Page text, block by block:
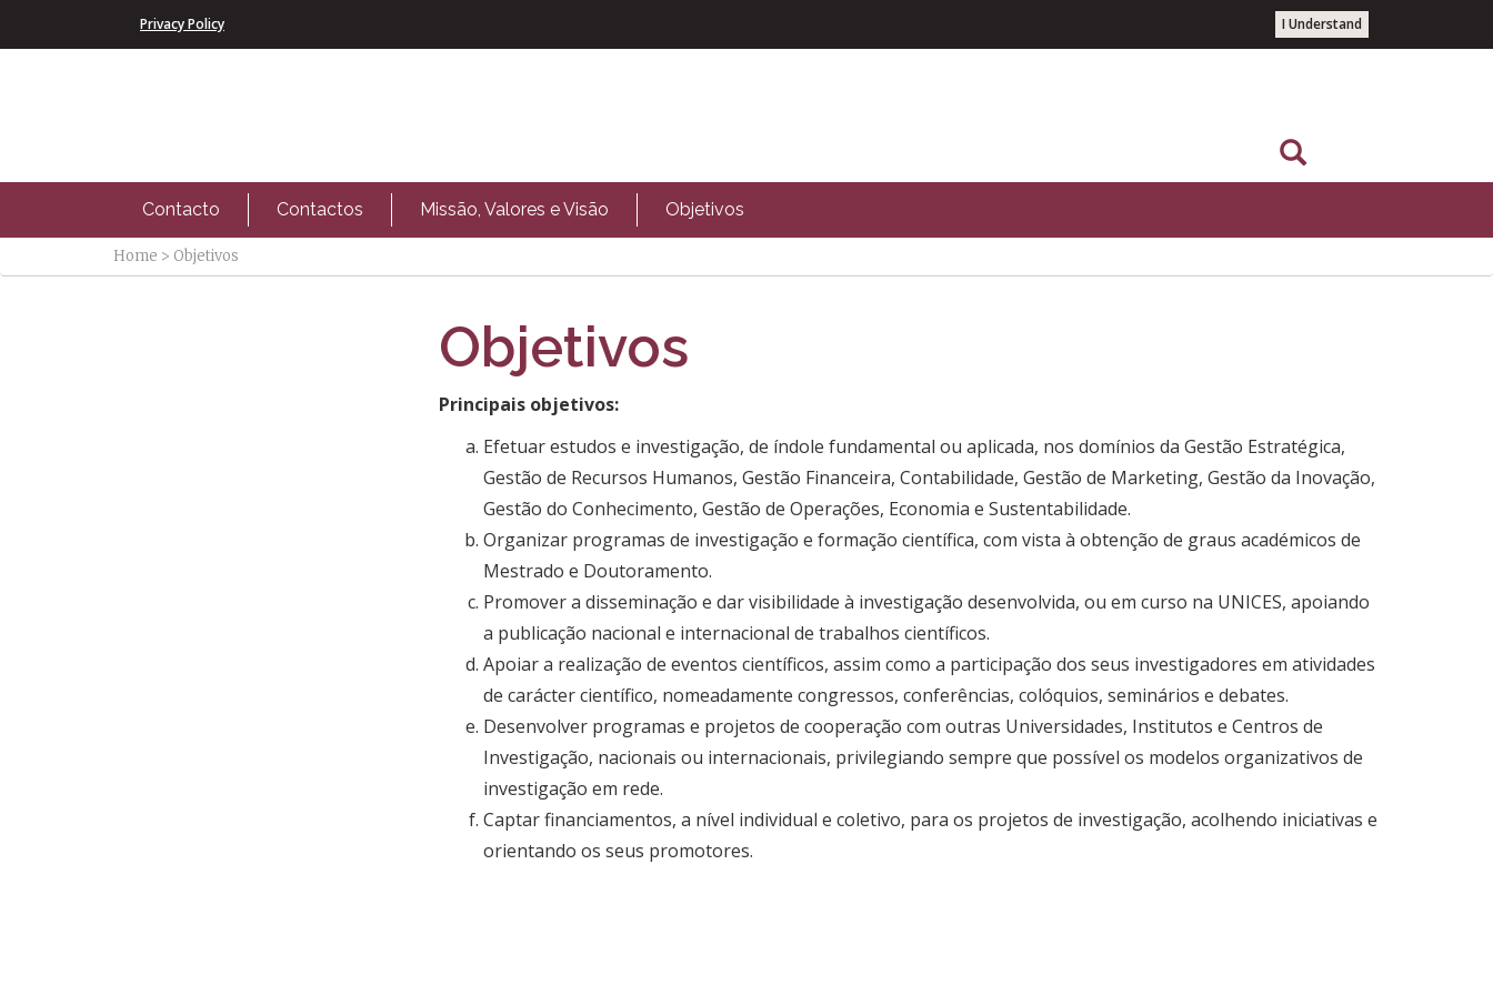
I Understand
Privacy Policy
Contacto Contactos Missão, Valores e Visão Objetivos
Home > Objetivos
Objetivos
Principais objetivos:
Efetuar estudos e investigação, de índole fundamental ou aplicada, nos domínios da Gestão Estratégica,
Gestão de Recursos Humanos, Gestão Financeira, Contabilidade, Gestão de Marketing, Gestão da Inovação,
Gestão do Conhecimento, Gestão de Operações, Economia e Sustentabilidade.
Organizar programas de investigação e formação científica, com vista à obtenção de graus académicos de
Mestrado e Doutoramento.
Promover a disseminação e dar visibilidade à investigação desenvolvida, ou em curso na UNICES, apoiando
a publicação nacional e internacional de trabalhos científicos.
Apoiar a realização de eventos científicos, assim como a participação dos seus investigadores em atividades
de carácter científico, nomeadamente congressos, conferências, colóquios, seminários e debates.
Desenvolver programas e projetos de cooperação com outras Universidades, Institutos e Centros de
Investigação, nacionais ou internacionais, privilegiando sempre que possível os modelos organizativos de
investigação em rede.
Captar financiamentos, a nível individual e coletivo, para os projetos de investigação, acolhendo iniciativas e
orientando os seus promotores.